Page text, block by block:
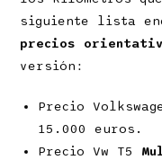
siguiente lista
precios
versión:
Precio
15.000 euros.
Precio Vw T5